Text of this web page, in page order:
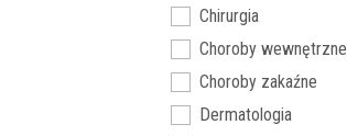
Chirurgia
Choroby wewnętrzne
Choroby zakaźne
Dermatologia